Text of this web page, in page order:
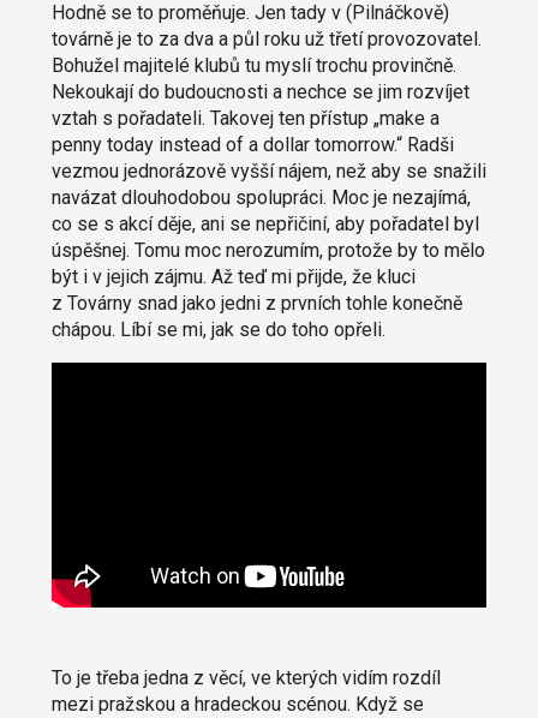
Hodně se to proměňuje. Jen tady v (Pilnáčkově)
továrně je to za dva a půl roku už třetí provozovatel.
Bohužel majitelé klubů tu myslí trochu provinčně.
Nekoukají do budoucnosti a nechce se jim rozvíjet
vztah s pořadateli. Takovej ten přístup „make a
penny today instead of a dollar tomorrow.“ Radši
vezmou jednorázově vyšší nájem, než aby se snažili
navázat dlouhodobou spolupráci. Moc je nezajímá,
co se s akcí děje, ani se nepřičiní, aby pořadatel byl
úspěšnej. Tomu moc nerozumím, protože by to mělo
být i v jejich zájmu. Až teď mi přijde, že kluci
z Továrny snad jako jedni z prvních tohle konečně
chápou. Líbí se mi, jak se do toho opřeli.
To je třeba jedna z věcí, ve kterých vidím rozdíl
mezi pražskou a hradeckou scénou. Když se